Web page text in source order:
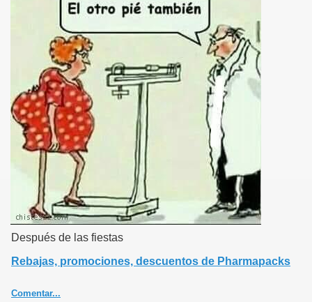
top:5px;}.ver3{text-align:left;padding-right:5px;}.tagcloud{font:bold
100% 'Verdana';text-align:center;padding-top:20px;padding-
bottom:20px;}.tagcloud a{color:#a0a0a0;text-
decoration:none;}.tf1{font-size:90%;}.tf2{font-size:125%;}.tf3{font-
size:160%;}.tf4{font-size:220%;}.tf5{font-size:300%;}
Después de las fiestas
Rebajas, promociones, descuentos de Pharmapacks
Comentar...